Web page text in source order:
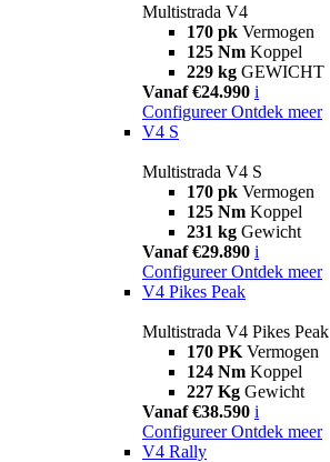
Multistrada V4
170 pk Vermogen
125 Nm Koppel
229 kg GEWICHT
Vanaf €24.990 i
Configureer Ontdek meer
V4 S
Multistrada V4 S
170 pk Vermogen
125 Nm Koppel
231 kg Gewicht
Vanaf €29.890 i
Configureer Ontdek meer
V4 Pikes Peak
Multistrada V4 Pikes Peak
170 PK Vermogen
124 Nm Koppel
227 Kg Gewicht
Vanaf €38.590 i
Configureer Ontdek meer
V4 Rally